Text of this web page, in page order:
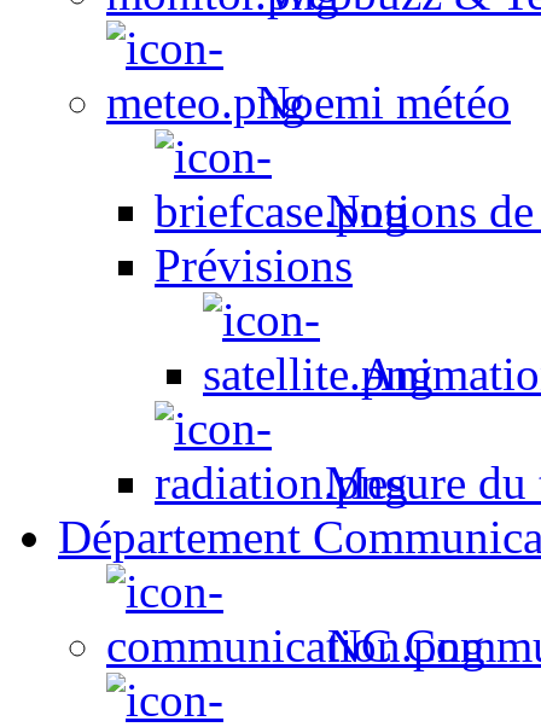
Noemi météo
Notions
Prévisions
Mesure du
Département
NC